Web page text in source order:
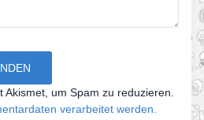
Akismet, um Spam zu reduzieren.
verarbeitet werden.